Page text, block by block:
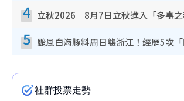
4
5